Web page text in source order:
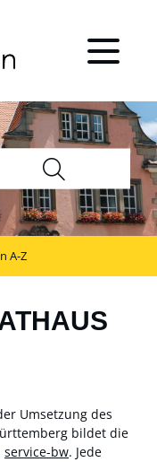
A-Z
Umsetzung des
bildet die
service-bw. Jede